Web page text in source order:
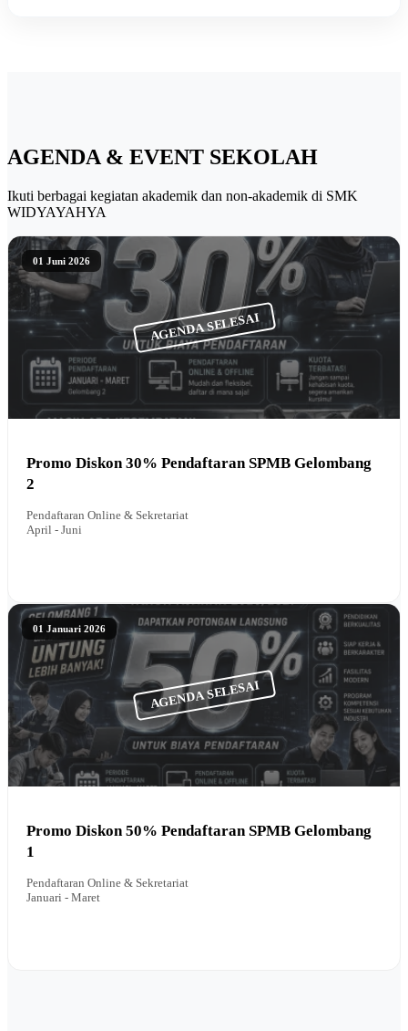
AGENDA & EVENT SEKOLAH
Ikuti berbagai kegiatan akademik dan non-akademik di SMK
WIDYAYAHYA
01 Juni 2026
AGENDA SELESAI
Promo Diskon 30% Pendaftaran SPMB Gelombang
2
Pendaftaran Online & Sekretariat
April - Juni
01 Januari 2026
AGENDA SELESAI
Promo Diskon 50% Pendaftaran SPMB Gelombang
1
Pendaftaran Online & Sekretariat
Januari - Maret